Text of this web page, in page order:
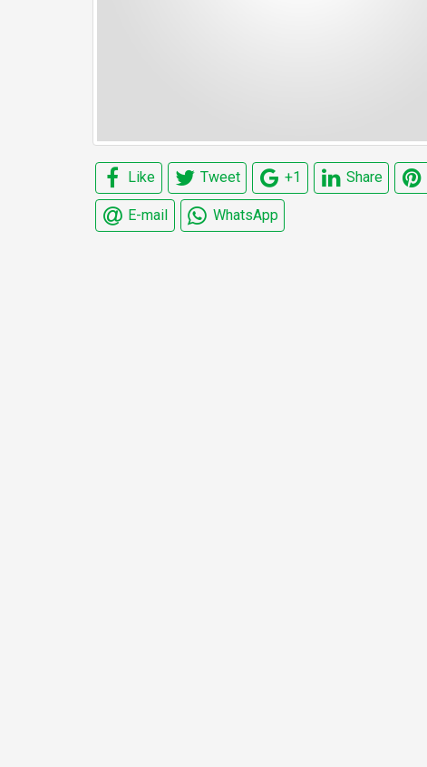
Like Tweet +1 Share
E-mail WhatsApp